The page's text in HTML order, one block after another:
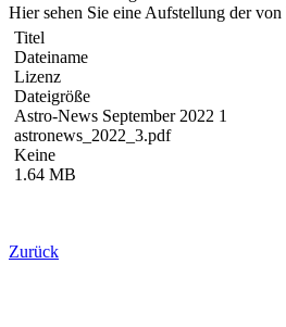
Hier sehen Sie eine Aufstellung der
Titel
Dateiname
Lizenz
Dateigröße
Astro-News September 2022 1
astronews_2022_3.pdf
Keine
1.64 MB
Zurück